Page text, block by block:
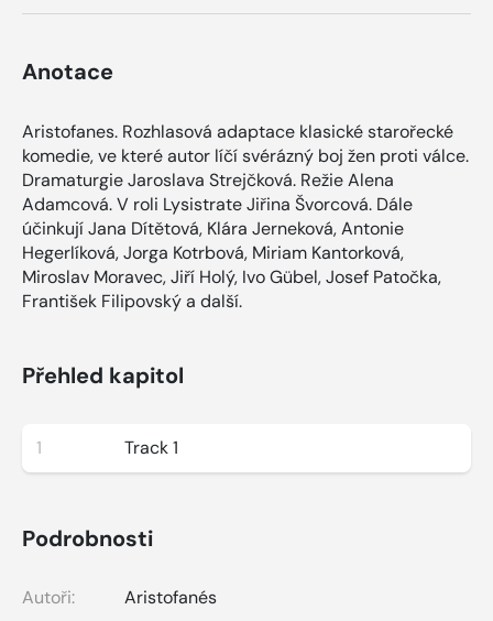
Anotace
Aristofanes. Rozhlasová adaptace klasické starořecké
komedie, ve které autor líčí svérázný boj žen proti válce.
Dramaturgie Jaroslava Strejčková. Režie Alena
Adamcová. V roli Lysistrate Jiřina Švorcová. Dále
účinkují Jana Dítětová, Klára Jerneková, Antonie
Hegerlíková, Jorga Kotrbová, Miriam Kantorková,
Miroslav Moravec, Jiří Holý, Ivo Gübel, Josef Patočka,
František Filipovský a další.
Přehled kapitol
1 Track 1
Podrobnosti
Autoři:
Aristofanés